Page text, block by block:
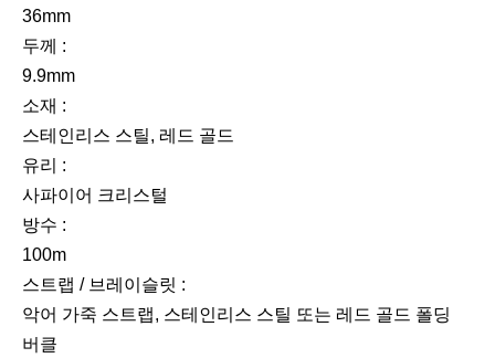
36mm
두께 :
9.9mm
소재 :
스테인리스 스틸, 레드 골드
유리 :
사파이어 크리스털
방수 :
100m
스트랩 / 브레이슬릿 :
악어 가죽 스트랩, 스테인리스 스틸 또는 레드 골드 폴딩
버클